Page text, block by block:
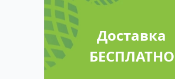
Доставка
БЕСПЛАТНО